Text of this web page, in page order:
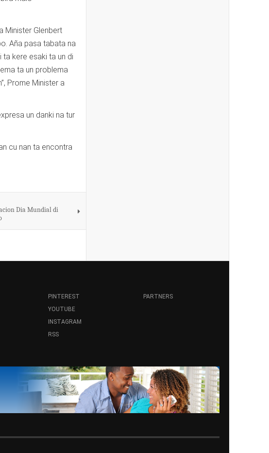
Minister Glenbert
Aña pasa tabata na
ta kere esaki ta un di
ta un problema
Prome Minister a
un danki na tur
cu nan ta encontra
Dia Mundial di
PINTEREST
YOUTUBE
INSTAGRAM
RSS
PARTNERS